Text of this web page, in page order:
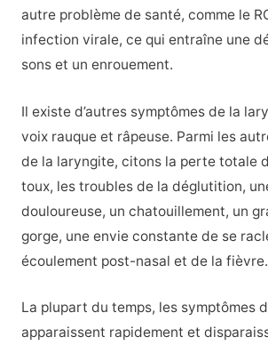
autre problème de santé, comme le
infection virale, ce qui entraîne une
sons et un enrouement.
Il existe d’autres symptômes de la
voix rauque et râpeuse. Parmi les
de la laryngite, citons la perte totale
toux, les troubles de la déglutition,
douloureuse, un chatouillement, un
gorge, une envie constante de se
écoulement post-nasal et de la
La plupart du temps, les symptômes
apparaissent rapidement et